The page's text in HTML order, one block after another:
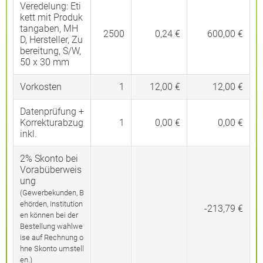
Veredelung: Eti
kett mit Produk
tangaben, MH
D, Hersteller, Zu
bereitung, S/W,
50 x 30 mm
2500 0,24 € 600,00 €
Vorkosten 1 12,00 € 12,00 €
Datenprüfung +
Korrekturabzug
inkl.
1 0,00 € 0,00 €
2% Skonto bei
Vorabüberweis
ung
(Gewerbekunden, B
ehörden, Institution
en können bei der
Bestellung wahlwe
ise auf Rechnung o
hne Skonto umstell
en.)
-213,79 €